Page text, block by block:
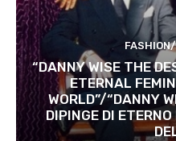
“DANNY WISE THE
ETERNAL
WORLD”/“DANNY
DIPINGE DI